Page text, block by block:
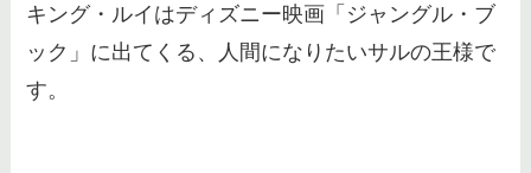
キング・ルイはディズニー映画「ジャングル・ブ
ック」に出てくる、人間になりたいサルの王様で
す。